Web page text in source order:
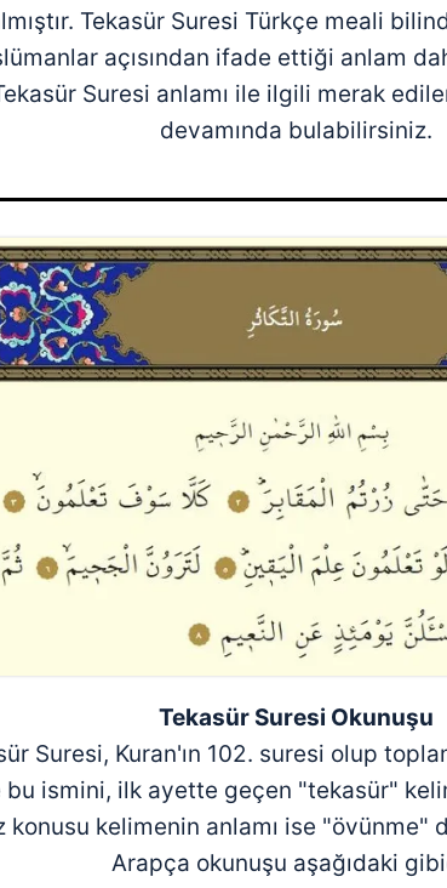
Tekasür Suresi Türkçe meali
açısından ifade ettiği anlam
Suresi anlamı ile ilgili merak
devamında bulabilirsiniz.
Tekasür Suresi Okunuşu
Suresi, Kuran'ın 102. suresi olup
bu ismini, ilk ayette geçen "tekasür"
konusu kelimenin anlamı ise "övünme"
Arapça okunuşu aşağıdaki